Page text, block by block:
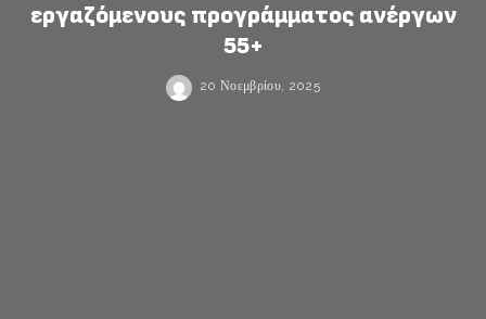
εργαζόμενους προγράμματος ανέργων
55+
20 Νοεμβρίου, 2025